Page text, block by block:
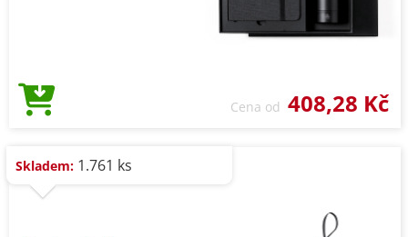
Cena od 408,28 Kč
Skladem: 1.761 ks